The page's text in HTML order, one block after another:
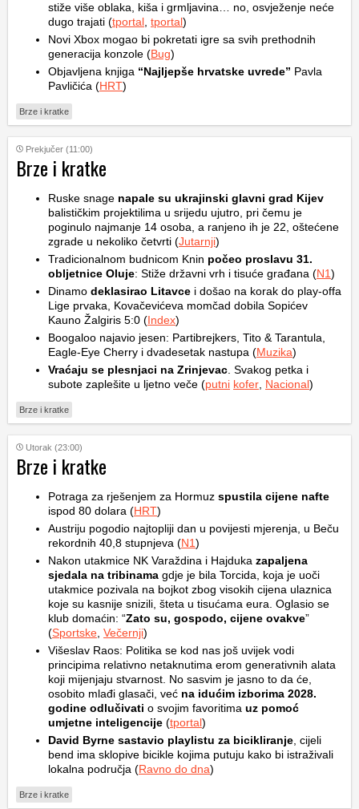
stiže više oblaka, kiša i grmljavina… no, osvježenje neće
dugo trajati (tportal tportal)
Novi Xbox mogao bi pokretati igre sa svih prethodnih
generacija konzole (Bug)
Objavljena knjiga “Najljepše hrvatske uvrede” Pavla
Pavličića (HRT)
Brze i kratke
Prekjučer (11:00)
Brze i kratke
Ruske snage napale su ukrajinski glavni grad Kijev
balističkim projektilima u srijedu ujutro, pri čemu je
poginulo najmanje 14 osoba, a ranjeno ih je 22, oštećene
zgrade u nekoliko četvrti (Jutarnji)
Tradicionalnom budnicom Knin počeo proslavu 31.
obljetnice Oluje: Stiže državni vrh i tisuće građana (N1)
Dinamo deklasirao Litavce i došao na korak do play-offa
Lige prvaka, Kovačevićeva momčad dobila Sopićev
Kauno Žalgiris 5:0 (Index)
Boogaloo najavio jesen: Partibrejkers, Tito & Tarantula,
Eagle-Eye Cherry i dvadesetak nastupa (Muzika)
Vraćaju se plesnjaci na Zrinjevac . Svakog petka i
subote zaplešite u ljetno veče (putni kofer Nacional)
Brze i kratke
Utorak (23:00)
Brze i kratke
Potraga za rješenjem za Hormuz spustila cijene nafte
ispod 80 dolara (HRT)
Austriju pogodio najtopliji dan u povijesti mjerenja, u Beču
rekordnih 40,8 stupnjeva (N1)
Nakon utakmice NK Varaždina i Hajduka zapaljena
sjedala na tribinama gdje je bila Torcida, koja je uoči
utakmice pozivala na bojkot zbog visokih cijena ulaznica
koje su kasnije snizili, šteta u tisućama eura. Oglasio se
klub domaćin: “Zato su, gospodo, cijene ovakve”
(Sportske Večernji)
Višeslav Raos: Politika se kod nas još uvijek vodi
principima relativno netaknutima erom generativnih alata
koji mijenjaju stvarnost. No sasvim je jasno to da će,
osobito mlađi glasači, već na idućim izborima 2028.
godine odlučivati o svojim favoritima uz pomoć
umjetne inteligencije (tportal)
David Byrne sastavio playlistu za bicikliranje , cijeli
bend ima sklopive bicikle kojima putuju kako bi istraživali
lokalna područja (Ravno do dna)
Brze i kratke